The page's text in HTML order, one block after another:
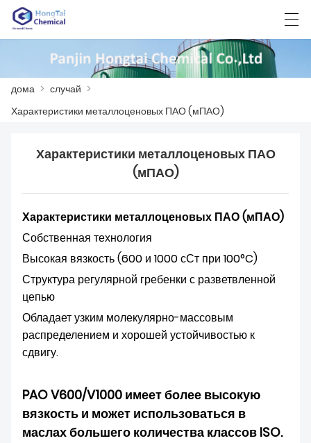
ПРОДУКТЫ
НОВОСТИ
СЛУЧАЙ
ЗАВОД
СВЯЖИТЕСЬ С НАМИ
О НАС
العربية 中文 English 日本語 한국어
дома > случай >
Характеристики металлоценовых ПАО (мПАО)
Характеристики металлоценовых ПАО
(мПАО)
Характеристики металлоценовых ПАО (мПАО)
Собственная технология
Высокая вязкость (600 и 1000 сСт при 100°C)
Структура регулярной гребенки с разветвленной
цепью
Обладает узким молекулярно-массовым
распределением и хорошей устойчивостью к
сдвигу.
PAO V600/V1000 имеет более высокую
вязкость и может использоваться в
маслах большего количества классов ISO.